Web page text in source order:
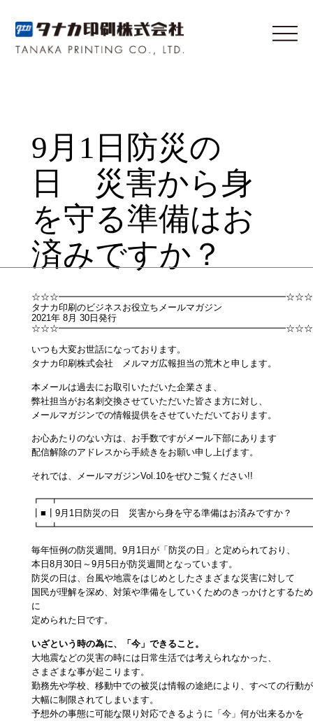
9月1日防災の
日 災害から身
を守る準備はお
済みですか？
☆☆☆━━━━━━━━━━━━━━━━━━━━━━━━━☆☆☆
タナカ印刷のビジネスお役立ちメールマガジン
2021年 8月 30日発行
☆☆☆━━━━━━━━━━━━━━━━━━━━━━━━━☆☆☆
いつも大変お世話になっております。
タナカ印刷株式会社 メルマガ広報担当の荒木と申します。
本メールは過去にお取引いただいた企業さま、
弊社担当がお名刺交換させていただいた皆さま方に対し、
メールマガジンでの情報提供をさせていただいております。
お心あたりのない方は、お手数ですがメール下部にあります
配信解除のアドレスから手続きをお願い申し上げます。
それでは、メールマガジンVol.10をぜひご覧ください!!
┏━┳━━━━━━━━━━━━━━━━━━━━━━━━━━━━
┃■┃9月1日防災の日 災害から身を守る準備はお済みですか？
┗━┻━━━━━━━━━━━━━━━━━━━━━━━━━━━━
毎年恒例の防災週間。9月1日が「防災の日」と定められており、
本日8月30日～9月5日が防災週間となっています。
防災の日は、台風や地震をはじめとしたさまざまな災害に対して
国民が理解を深め、対策や準備をしていくためのきっかけとするため
に
定められた日です。
いざという時の為に、「今」できること。
大地震などの災害の時には日常生活では考えられなかった、
さまざまな事が起こります。
勤務先や学校、移動中での被災は情報の途絶により、すべての行動が
大幅に制限されてしまいます。
予想外の事態に可能な限り対応できるように「今」何が出来るかを